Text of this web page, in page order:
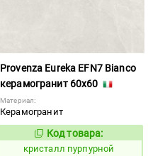
Provenza Eureka EFN7 Bianco
керамогранит 60x60
Материал:
Керамогранит
821968
Код товара:
кристалл пурпурной